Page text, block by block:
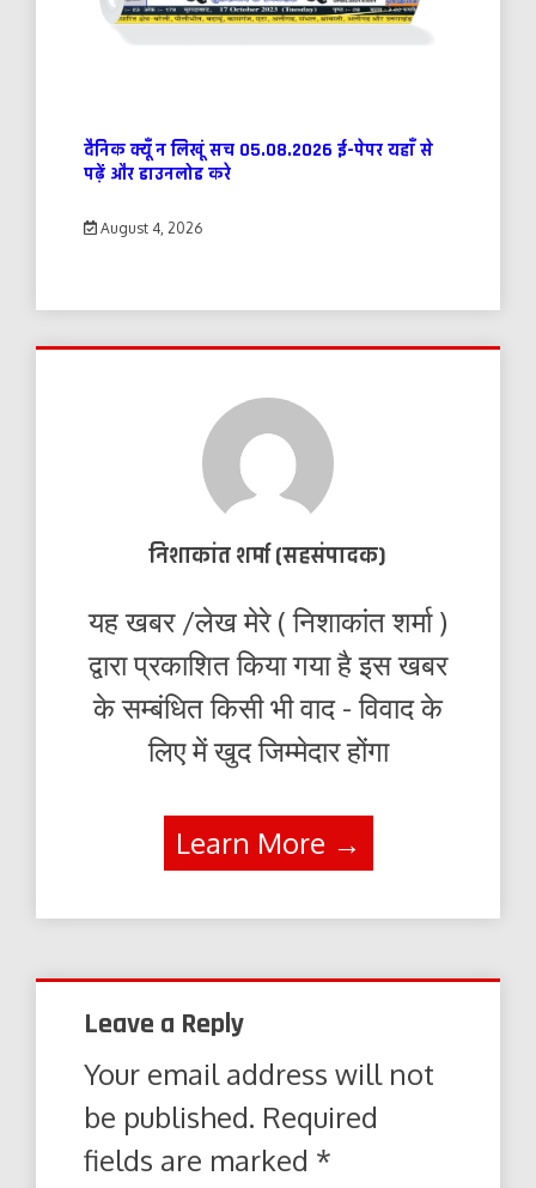
दैनिक क्यूँ न लिखूं सच 05.08.2026 ई-पेपर यहाँ से
पढ़ें और डाउनलोड करे
August 4, 2026
निशाकांत शर्मा (सहसंपादक)
यह खबर /लेख मेरे ( निशाकांत शर्मा )
द्वारा प्रकाशित किया गया है इस खबर
के सम्बंधित किसी भी वाद - विवाद के
लिए में खुद जिम्मेदार होंगा
Learn More →
Leave a Reply
Your email address will not
be published. Required
fields are marked *